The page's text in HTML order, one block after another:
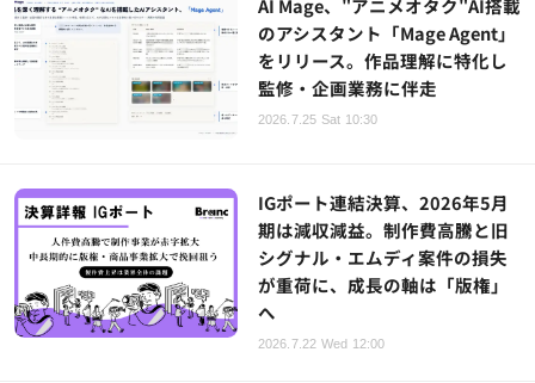
AI Mage、"アニメオタク"AI搭載
のアシスタント「Mage Agent」
をリリース。作品理解に特化し
監修・企画業務に伴走
2026.7.25 Sat 10:30
IGポート連結決算、2026年5月
期は減収減益。制作費高騰と旧
シグナル・エムディ案件の損失
が重荷に、成長の軸は「版権」
へ
2026.7.22 Wed 12:00